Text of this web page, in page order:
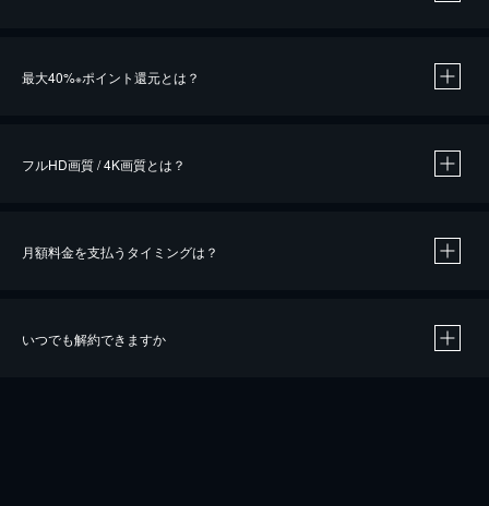
最大40%※ポイント還元とは？
※40％ポイント還元の対象は、クレジットカード決済による作品の購入 / レンタルです。
フルHD画質 / 4K画質とは？
月額料金を支払うタイミングは？
いつでも解約できますか